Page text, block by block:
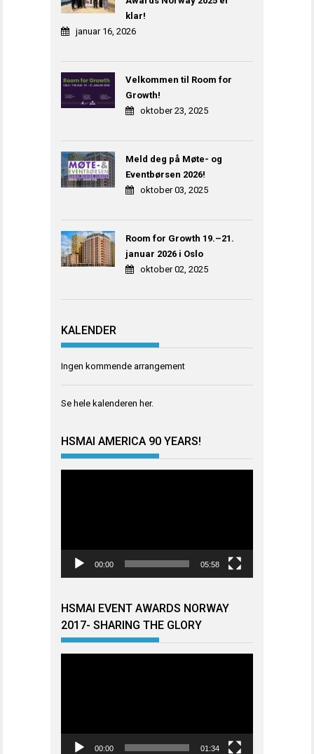
klar!
januar 16, 2026
Velkommen til Room for
Growth!
oktober 23, 2025
Meld deg på Møte- og
Eventbørsen 2026!
oktober 03, 2025
Room for Growth 19.–21.
januar 2026 i Oslo
oktober 02, 2025
KALENDER
Ingen kommende arrangement
Se hele kalenderen her.
HSMAI AMERICA 90 YEARS!
00:00 05:58
HSMAI EVENT AWARDS NORWAY
2017- SHARING THE GLORY
00:00 01:34